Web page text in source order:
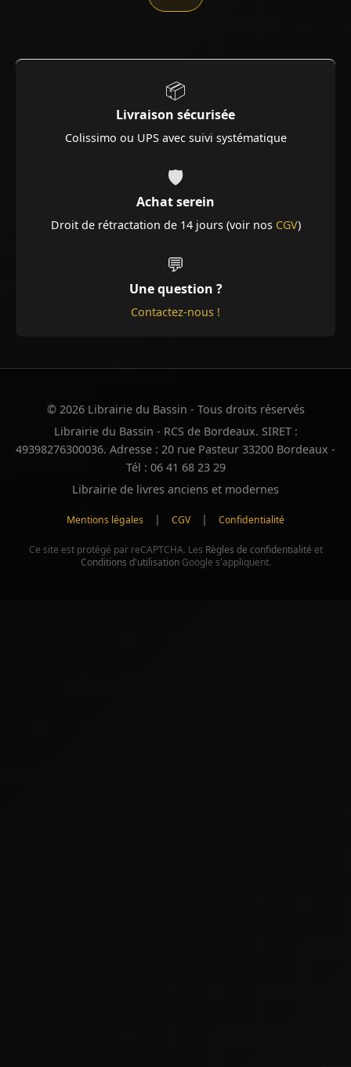
📦
Livraison sécurisée
Colissimo ou UPS avec suivi systématique
🛡️
Achat serein
Droit de rétractation de 14 jours (voir nos CGV)
💬
Une question ?
Contactez-nous !
© 2026 Librairie du Bassin - Tous droits réservés
Librairie du Bassin - RCS de Bordeaux. SIRET :
49398276300036. Adresse : 20 rue Pasteur 33200 Bordeaux -
Tél : 06 41 68 23 29
Librairie de livres anciens et modernes
Mentions légales | CGV | Confidentialité
Ce site est protégé par reCAPTCHA. Les Règles de confidentialité et
Conditions d'utilisationGoogle s'appliquent.